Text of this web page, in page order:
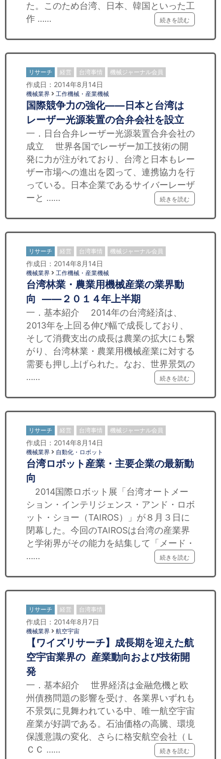
た。このため台湾、日本、韓国といった工
作 ……
続きを読む
リサーチ 経営 台湾事情 機械ジャーナル会員
作成日：2014年8月14日
機械業界 工作機械・産業機械
国際競争力の強化——日本と台湾は
レーザー光源装置の合弁会社を設立
一．日台合弁レーザー光源装置合弁会社の
成立 世界各国でレーザー加工技術の開
発に力が注がれており、台湾と日本もレー
ザー市場への進出を図って、連携協力を行
っている。日本企業であるサイバーレーザ
ーと ……
続きを読む
リサーチ 経営 台湾事情 機械ジャーナル会員
作成日：2014年8月14日
機械業界 工作機械・産業機械
台湾林業・農業用機械産業の業界動
向 ——２０１４年上半期
一．基本紹介 2014年の台湾経済は、
2013年を上回る伸び幅で成長しており、
そして消費支出の成長は農業の拡大にも繋
がり、台湾林業・農業用機械産業に対する
需要も押し上げられた。なお、世界景気の
……
続きを読む
リサーチ 経営 台湾事情 機械ジャーナル会員
作成日：2014年8月14日
機械業界 自動化・ロボット
台湾ロボット産業・主要企業の最新動
向
2014国際ロボット展「台湾オートメー
ション・インテリジェンス・アンド・ロボ
ット・ショー（TAIROS）」が８月３日に
閉幕した。今回のTAIROSは台湾の産業界
と学術界がその能力を結集して「メード・
……
続きを読む
リサーチ 経営 台湾事情
作成日：2014年8月7日
機械業界 航空宇宙
【ワイズリサーチ】成長期を迎えた航
空宇宙業界の 産業動向および技術開
発
一．基本紹介 世界経済は金融危機と欧
州債務問題の影響を受け、各業界いずれも
不景気に見舞われている中、唯一航空宇宙
産業が好調である。石油価格の高騰、環境
保護意識の変化、さらに格安航空会社（Ｌ
ＣＣ ……
続きを読む